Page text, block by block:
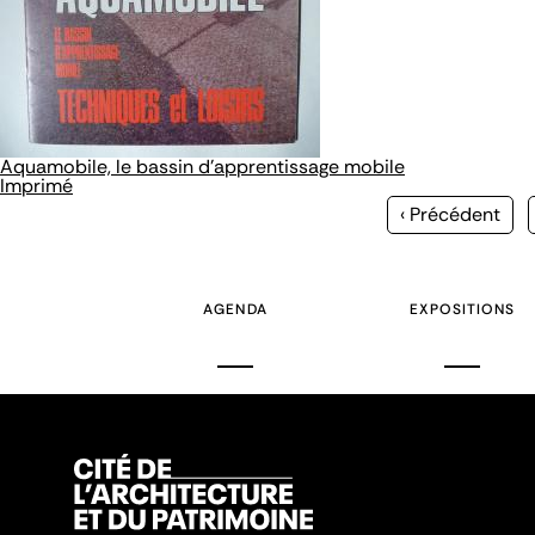
Aquamobile, le bassin d'apprentissage mobile
Imprimé
Page
‹ Précédent
AGENDA EXPOSITIONS